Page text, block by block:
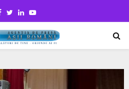
Facebook
TwitterLinkedinYoutube